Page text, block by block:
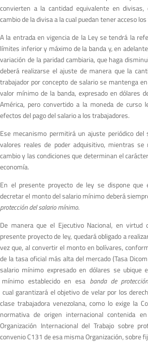
convierten a la cantidad equivalente en
cambio de la divisa a la cual puedan tener acceso
A la entrada en vigencia de la Ley se tendrá la
límites inferior y máximo de la banda y, en
variación de la paridad cambiaria, que haga
deberá realizarse el ajuste de manera que la
trabajador por concepto de salario se mantenga
valor mínimo de la banda, expresado en dólares
América, pero convertido a la moneda de curso
efectos del pago del salario a los trabajadores.
Ese mecanismo permitirá un ajuste periódico del
valores reales de poder adquisitivo, mientras
cambio y las condiciones que determinan el
economía.
En el presente proyecto de ley se dispone que
decretar el monto del salario mínimo deberá
protección del salario mínimo.
De manera que el Ejecutivo Nacional, en virtud
presente proyecto de ley, quedará obligado a
vez que, al convertir el monto en bolívares,
de la tasa oficial más alta del mercado (Tasa
salario mínimo expresado en dólares se
mínimo establecido en esa banda de
cual garantizará el objetivo de velar por los
clase trabajadora venezolana, como lo exige la
normativa de origen internacional contenida
Organización Internacional del Trabajo sobre
convenio C131 de esa misma Organización, sobre